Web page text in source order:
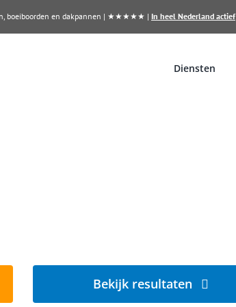
boeiboorden en dakpannen | ★★★★★ | In heel Nederland actief
Diensten
Bekijk resultaten